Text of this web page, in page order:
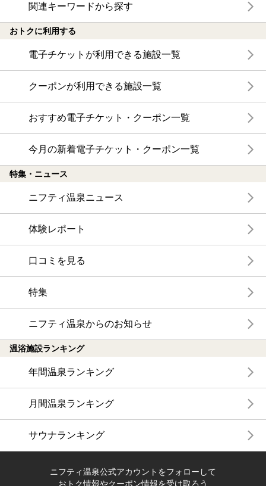
関連キーワードから探す
おトクに利用する
電子チケットが利用できる施設一覧
クーポンが利用できる施設一覧
おすすめ電子チケット・クーポン一覧
今月の新着電子チケット・クーポン一覧
特集・ニュース
ニフティ温泉ニュース
体験レポート
口コミを見る
特集
ニフティ温泉からのお知らせ
温浴施設ランキング
年間温泉ランキング
月間温泉ランキング
サウナランキング
ニフティ温泉公式アカウントをフォローして
おトク情報やクーポン情報を受け取ろう